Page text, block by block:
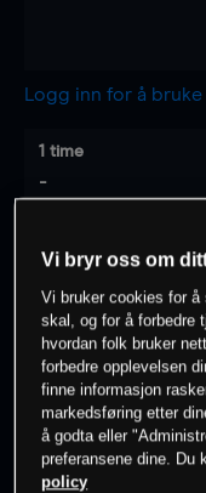
Logg inn for å
1 time
-
7 dager
-
0% av
Vi bryr oss om
Vi bruker cookies for
skal, og for å forbedre
hvordan folk bruker
forbedre opplevelsen
finne informasjon
markedsføring etter
å godta eller
preferansene dine. Du
policy